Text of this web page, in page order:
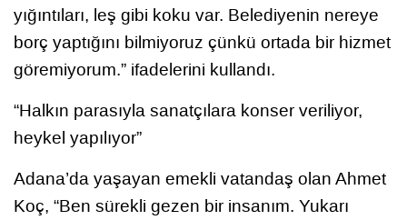
yığıntıları, leş gibi koku var. Belediyenin nereye
borç yaptığını bilmiyoruz çünkü ortada bir hizmet
göremiyorum.” ifadelerini kullandı.
“Halkın parasıyla sanatçılara konser veriliyor,
heykel yapılıyor”
Adana’da yaşayan emekli vatandaş olan Ahmet
Koç, “Ben sürekli gezen bir insanım. Yukarı